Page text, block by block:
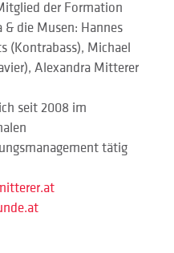
der Formation
& die Musen: Hannes
(Kontrabass), Michael
Alexandra Mitterer
seit 2008 im
tätig